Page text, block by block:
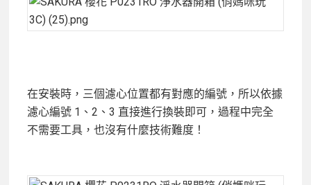
在安裝時，三個濾心位置都有對應的編號，所以依據
濾心編號 1、2、3 直接進行換裝即可，過程中完全
不需要工具，也沒有什麼技術難度！